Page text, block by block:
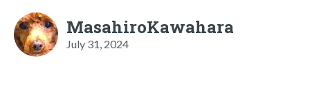
MasahiroKawahara
July 31, 2024